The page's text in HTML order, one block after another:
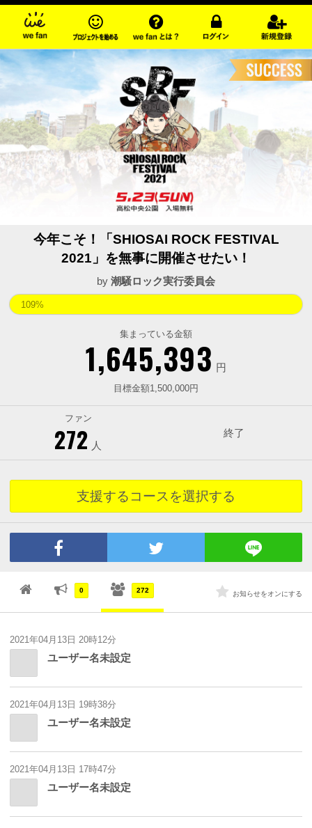
今年こそ！「SHIOSAI ROCK FESTIVAL
2021」を無事に開催させたい！
by 潮騒ロック実行委員会
集まっている金額
1,645,393 円
109%
目標金額1,500,000円
ファン
272 人
終了
支援するコースを選択する
0 272 お知らせをオンにする
2021年04月13日 20時12分
ユーザー名未設定
2021年04月13日 19時38分
ユーザー名未設定
2021年04月13日 17時47分
ユーザー名未設定